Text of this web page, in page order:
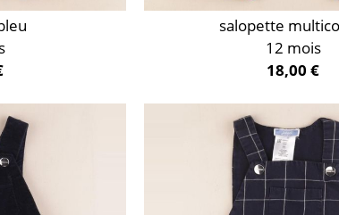
salopette
12 mois
18,00 €